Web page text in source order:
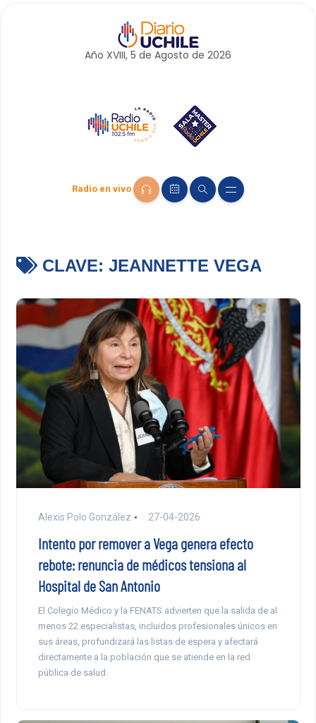
Año XVIII, 5 de Agosto de 2026
Radio en vivo
CLAVE: JEANNETTE VEGA
Alexis Polo González 27-04-2026
Intento por remover a Vega genera efecto
rebote: renuncia de médicos tensiona al
Hospital de San Antonio
El Colegio Médico y la FENATS advierten que la salida de al
menos 22 especialistas, incluidos profesionales únicos en
sus áreas, profundizará las listas de espera y afectará
directamente a la población que se atiende en la red
pública de salud.